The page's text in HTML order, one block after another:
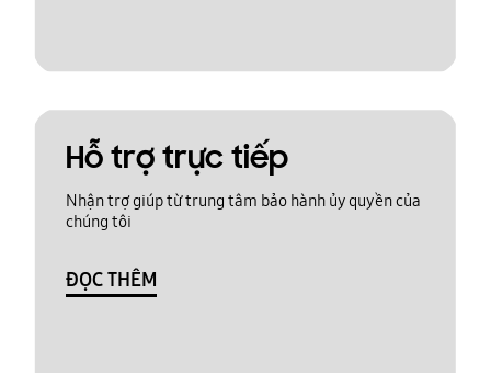
Hỗ trợ trực tiếp
Nhận trợ giúp từ trung tâm bảo hành ủy quyền của
chúng tôi
ĐỌC THÊM